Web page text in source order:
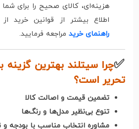
هزینه‌ای، کالای صحیح را برای شما
اطلاع بیشتر از قوانین خرید
راهنمای خرید مراجعه فرمایید.
✅چرا سیتلند بهترین گزینه
تحریر است؟
تضمین قیمت و اصالت کالا
تنوع بی‌نظیر مدل‌ها و رنگ‌ها
مشاوره انتخاب مناسب با بودجه و